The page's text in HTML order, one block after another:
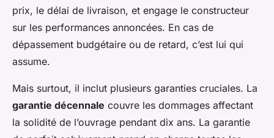
prix, le délai de livraison, et engage le constructeur
sur les performances annoncées. En cas de
dépassement budgétaire ou de retard, c’est lui qui
assume.
Mais surtout, il inclut plusieurs garanties cruciales. La
garantie décennale couvre les dommages affectant
la solidité de l’ouvrage pendant dix ans. La garantie